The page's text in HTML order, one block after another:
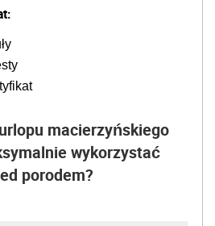
macierzyńskiego
wykorzystać
porodem?